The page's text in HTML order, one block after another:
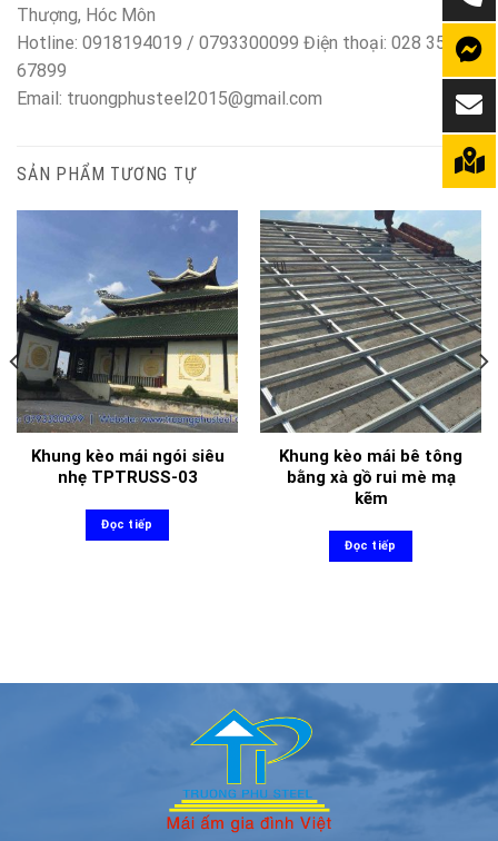
Thượng, Hóc Môn
Hotline: 0918194019 / 0793300099 Điện thoại: 028 350
67899
Email: truongphusteel2015@gmail.com
SẢN PHẨM TƯƠNG TỰ
Khung kèo mái ngói siêu
nhẹ TPTRUSS-03
Đọc tiếp
Khung kèo mái bê tông
bằng xà gồ rui mè mạ
kẽm
Đọc tiếp